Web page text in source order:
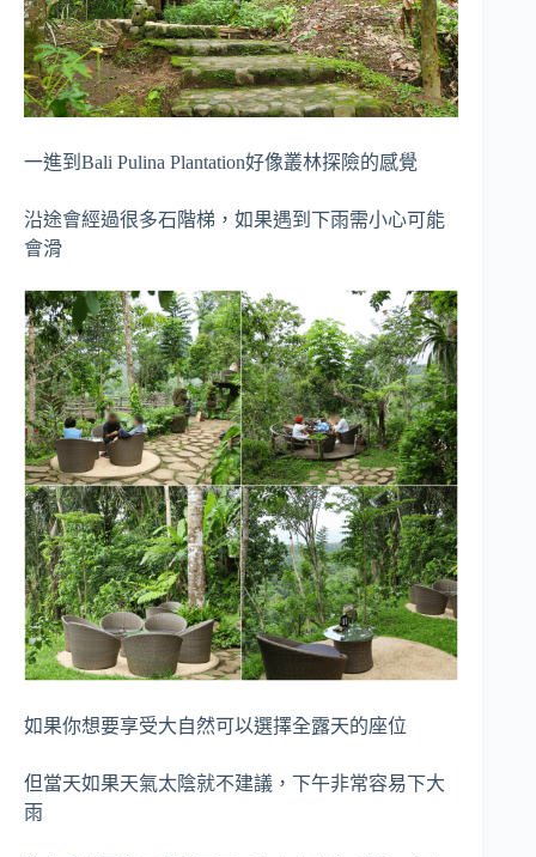
一進到Bali Pulina Plantation好像叢林探險的感覺
沿途會經過很多石階梯，如果遇到下雨需小心可能
會滑
如果你想要享受大自然可以選擇全露天的座位
但當天如果天氣太陰就不建議，下午非常容易下大
雨